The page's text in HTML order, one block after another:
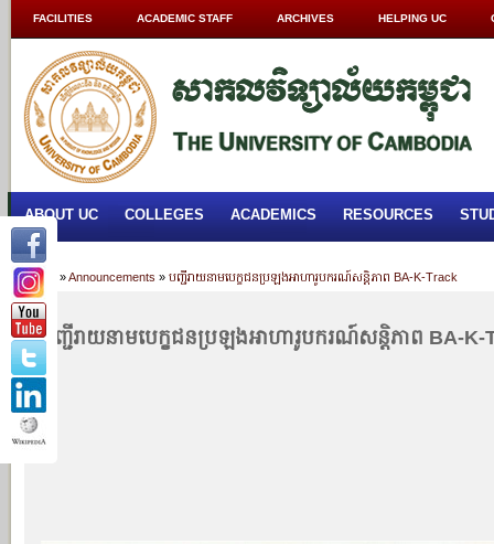
FACILITIES ACADEMIC STAFF ARCHIVES HELPING UC
ABOUT UC COLLEGES ACADEMICS RESOURCES
Home »Announcements » បញ្ជីរាយនាមបេក្ខជនប្រឡងអាហារូបករណ៍សន្តិភាព BA-K-Track
បញ្ជីរាយនាមបេក្ខជនប្រឡងអាហារូបករណ៍សន្តិភាព BA-K-